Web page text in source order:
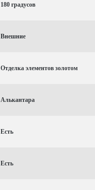
180 градусов
Внешние
Отделка элементов золотом
Алькантара
Есть
Есть